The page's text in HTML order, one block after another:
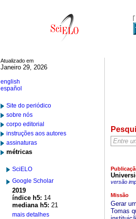
Atualizado em
Janeiro 29, 2026
english
español
Site do periódico
sobre nós
corpo editorial
instruções aos autores
assinaturas
métricas
SciELO
Google Scholar
2019
índice h5: 14
mediana h5: 21
mais detalhes
versão
Missão
Gerar
Tomas